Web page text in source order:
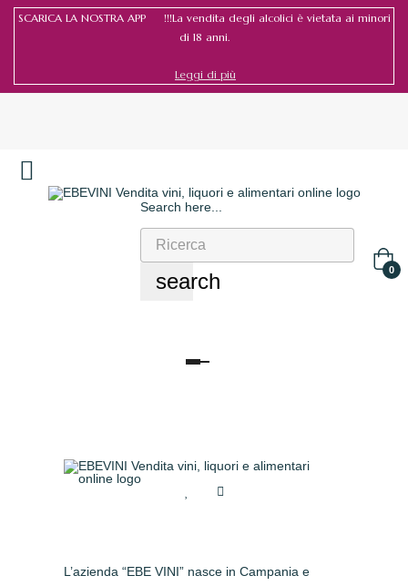
SCARICA LA NOSTRA APP !!!La vendita degli alcolici è vietata ai minori
di 18 anni.
Leggi di più
Search here...
search 0
navigazione
L’azienda “EBE VINI” nasce in Campania e